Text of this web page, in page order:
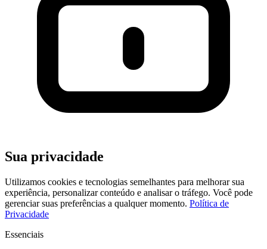
Sua privacidade
Utilizamos cookies e tecnologias semelhantes para melhorar sua
experiência, personalizar conteúdo e analisar o tráfego. Você pode
gerenciar suas preferências a qualquer momento. Política de
Privacidade
Essenciais